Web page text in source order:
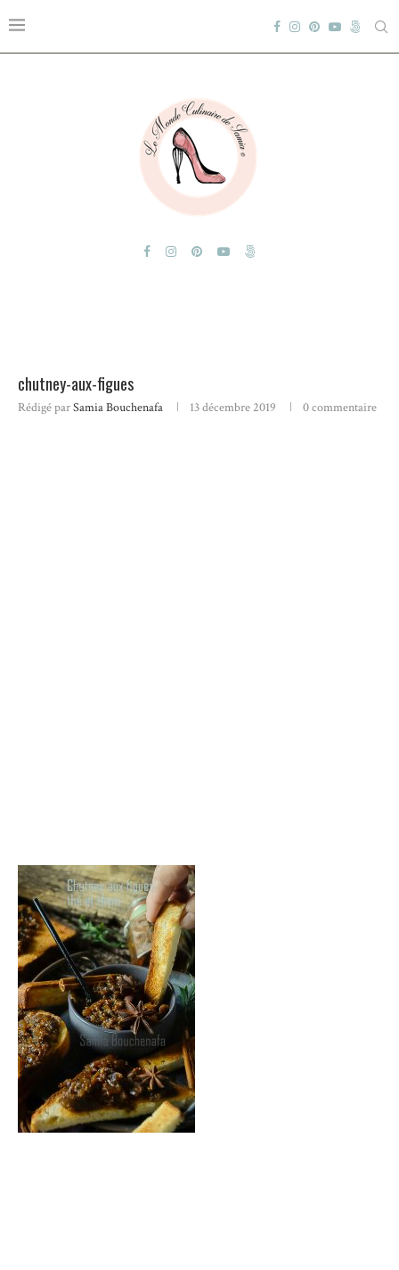
chutney-aux-figues
Rédigé parSamia Bouchenafa 13 décembre 2019 0 commentaire